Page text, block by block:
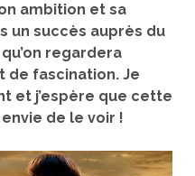
ambition et sa
un succès auprès du
regardera
de fascination. Je
et j’espère que cette
de le voir !